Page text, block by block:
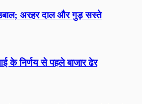
अरहर दाल और गुड़ सस्ते
के निर्णय से पहले बाजार ढेर